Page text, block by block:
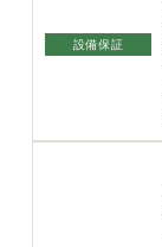
設備保証